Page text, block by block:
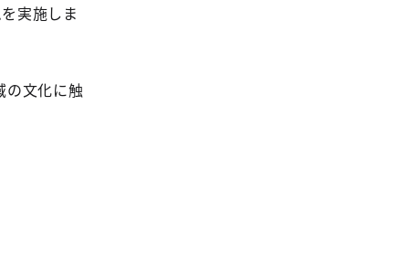
実施しま
の文化に触